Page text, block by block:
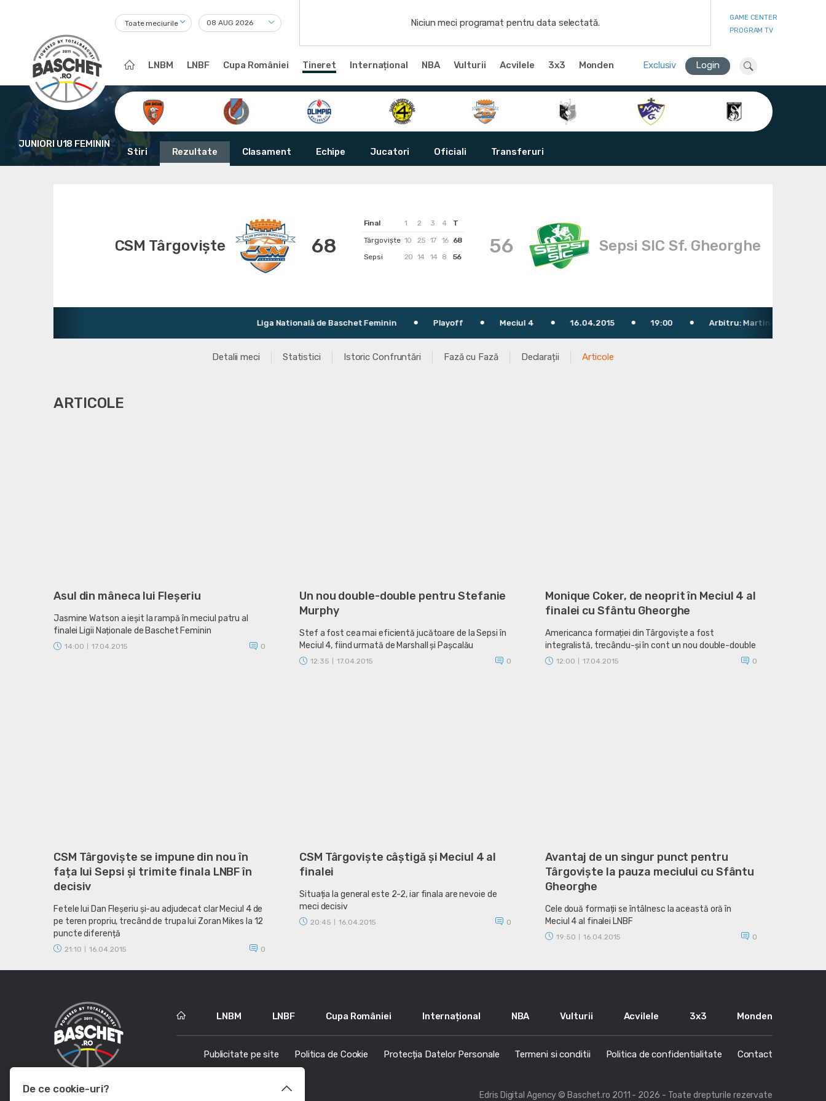
Toate meciurile Niciun meci programat pentru data selectată.
GAME CENTER
PROGRAM TV
LNBM LNBF Cupa României Tineret Internațional NBA Vulturii Acvilele 3x3 Monden Exclusiv Login
JUNIORI U18 FEMININ
Stiri Rezultate Clasament Echipe Jucatori Oficiali Transferuri
CSM Târgoviște 68
Final 1 2 3 4
T
Târgoviște 10 25 17 16 68
Sepsi
20 14 14 8 56 56 Sepsi SIC Sf. Gheorghe
Liga Natională de Baschet Feminin Playoff Meciul 4 16.04.2015 19:00 Arbitru: Martinescu Fabiana
Detalii meci Statistici Istoric Confruntări Fază cu Fază Declarații Articole
ARTICOLE
Asul din mâneca lui Fleșeriu
Jasmine Watson a ieșit la rampă în meciul patru al
finalei Ligii Naționale de Baschet Feminin
14:00 17.04.2015 0
Un nou double-double pentru Stefanie
Murphy
Stef a fost cea mai eficientă jucătoare de la Sepsi în
Meciul 4, fiind urmată de Marshall și Pașcalău
12:35 17.04.2015 0
Monique Coker, de neoprit în Meciul 4 al
finalei cu Sfântu Gheorghe
Americanca formației din Târgoviște a fost
integralistă, trecându-și în cont un nou double-double
12:00 17.04.2015 0
CSM Târgoviște se impune din nou în
fața lui Sepsi și trimite finala LNBF în
decisiv
Fetele lui Dan Fleșeriu și-au adjudecat clar Meciul 4 de
pe teren propriu, trecând de trupa lui Zoran Mikes la 12
puncte diferență
21:10 16.04.2015 0
CSM Târgoviște câștigă și Meciul 4 al
finalei
Situația la general este 2-2, iar finala are nevoie de
meci decisiv
20:45 16.04.2015 0
Avantaj de un singur punct pentru
Târgoviște la pauza meciului cu Sfântu
Gheorghe
Cele două formații se întâlnesc la această oră în
Meciul 4 al finalei LNBF
19:50 16.04.2015 0
LNBM LNBF Cupa României Internațional NBA Vulturii Acvilele 3x3 Monden
Publicitate pe site Politica de Cookie Protecția Datelor Personale Termeni si conditii Politica de confidentialitate Contact
Edris Digital Agency© Baschet.ro 2011 - 2026 - Toate drepturile rezervate
De ce cookie-uri?